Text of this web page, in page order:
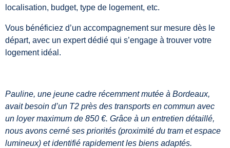
localisation, budget, type de logement, etc.
Vous bénéficiez d’un accompagnement sur mesure dès le
départ, avec un expert dédié qui s’engage à trouver votre
logement idéal.
Pauline, une jeune cadre récemment mutée à Bordeaux,
avait besoin d’un T2 près des transports en commun avec
un loyer maximum de 850 €. Grâce à un entretien détaillé,
nous avons cerné ses priorités (proximité du tram et espace
lumineux) et identifié rapidement les biens adaptés.